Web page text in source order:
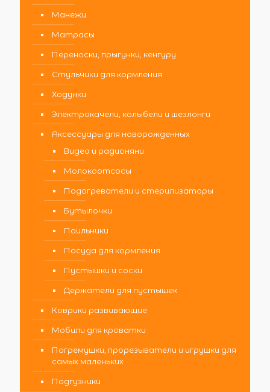
Манежи
Матрасы
Переноски, прыгунки, кенгуру
Стульчики для кормления
Ходунки
Электрокачели, колыбели и шезлонги
Аксессуары для новорожденных
Видео и радионяни
Молокоотсосы
Подогреватели и стерилизаторы
Бутылочки
Поильники
Посуда для кормления
Пустышки и соски
Держатели для пустышек
Коврики развивающие
Мобили для кроватки
Погремушки, прорезыватели и игрушки для
самых маленьких
Подгузники